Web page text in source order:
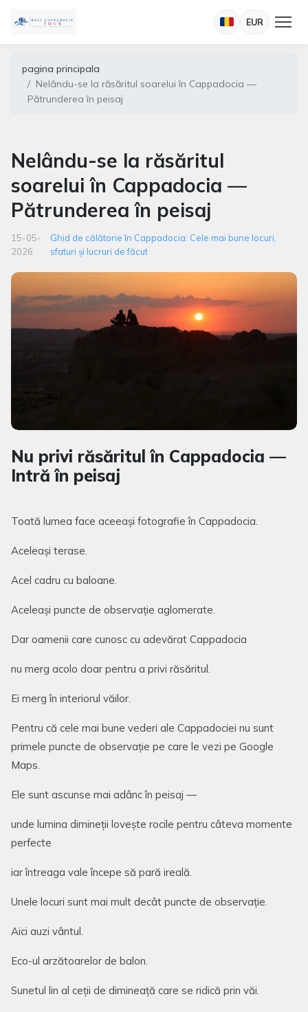
EUR
pagina principala
Nelându-se la răsăritul soarelui în Cappadocia —
Pătrunderea în peisaj
Nelându-se la răsăritul
soarelui în Cappadocia —
Pătrunderea în peisaj
15-05-
2026
Ghid de călătorie în Cappadocia: Cele mai bune locuri,
sfaturi și lucruri de făcut
Nu privi răsăritul în Cappadocia —
Intră în peisaj
Toată lumea face aceeași fotografie în Cappadocia.
Aceleași terase.
Acel cadru cu baloane.
Aceleași puncte de observație aglomerate.
Dar oamenii care cunosc cu adevărat Cappadocia
nu merg acolo doar pentru a privi răsăritul.
Ei merg în interiorul văilor.
Pentru că cele mai bune vederi ale Cappadociei nu sunt
primele puncte de observație pe care le vezi pe Google
Maps.
Ele sunt ascunse mai adânc în peisaj —
unde lumina dimineții lovește rocile pentru câteva momente
perfecte
iar întreaga vale începe să pară ireală.
Unele locuri sunt mai mult decât puncte de observație.
Aici auzi vântul.
Eco-ul arzătoarelor de balon.
Sunetul lin al ceții de dimineață care se ridică prin văi.